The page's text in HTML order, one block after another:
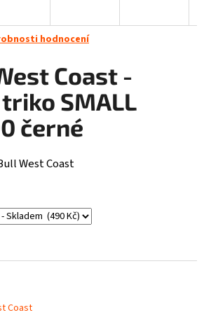
hodnocení
Coast -
SMALL
černé
West Coast
Coast